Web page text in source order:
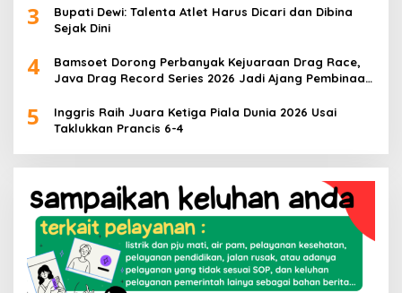
3
Bupati Dewi: Talenta Atlet Harus Dicari dan Dibina
Sejak Dini
4
Bamsoet Dorong Perbanyak Kejuaraan Drag Race,
Java Drag Record Series 2026 Jadi Ajang Pembinaan
5
Inggris Raih Juara Ketiga Piala Dunia 2026 Usai
Taklukkan Prancis 6-4